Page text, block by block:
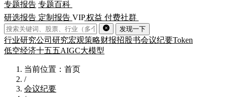
专题报告 专题百科
研选报告 定制报告 VIP权益 付费社群
发现一下
行业研究公司研究宏观策略财报招股书会议纪要Token
低空经济十五五AIGC大模型
当前位置：首页
/
会议纪要